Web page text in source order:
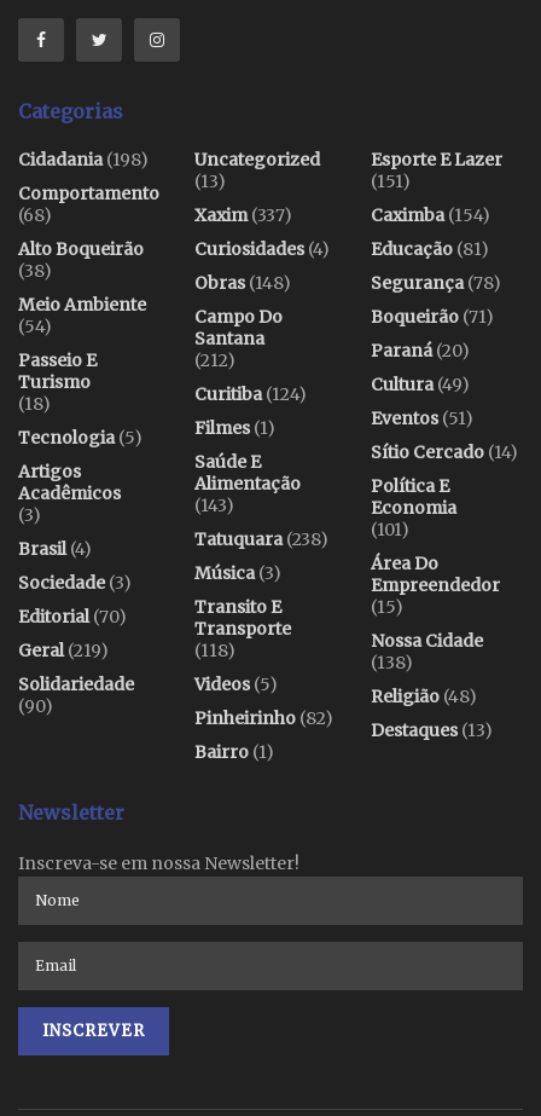
Categorias
Cidadania(198)
Comportamento
(68)
Alto Boqueirão
(38)
Meio Ambiente
(54)
Passeio E
Turismo
(18)
Tecnologia(5)
Artigos
Acadêmicos
(3)
Brasil(4)
Sociedade(3)
Editorial(70)
Geral(219)
Solidariedade
(90)
Uncategorized
(13)
Xaxim(337)
Curiosidades(4)
Obras(148)
Campo Do
Santana
(212)
Curitiba(124)
Filmes(1)
Saúde E
Alimentação
(143)
Tatuquara(238)
Música(3)
Transito E
Transporte
(118)
Videos(5)
Pinheirinho (82)
Bairro (1)
Esporte E Lazer
(151)
Caximba(154)
Educação (81)
Segurança(78)
Boqueirão (71)
Paraná(20)
Cultura(49)
Eventos(51)
Sítio Cercado (14)
Política E
Economia
(101)
Área Do
Empreendedor
(15)
Nossa Cidade
(138)
Religião (48)
Destaques(13)
Newsletter
Inscreva-se em nossa Newsletter!